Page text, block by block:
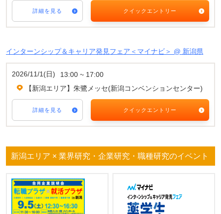
詳細を見る クイックエントリー
インターンシップ＆キャリア発見フェア＜マイナビ＞ @ 新潟県
2026/11/1(日)
13:00 ~ 17:00
【新潟エリア】朱鷺メッセ(新潟コンベンションセンター)
詳細を見る クイックエントリー
新潟エリア × 業界研究・企業研究・職種研究のイベント